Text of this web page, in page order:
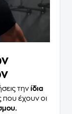
την ίδια
που έχουν οι